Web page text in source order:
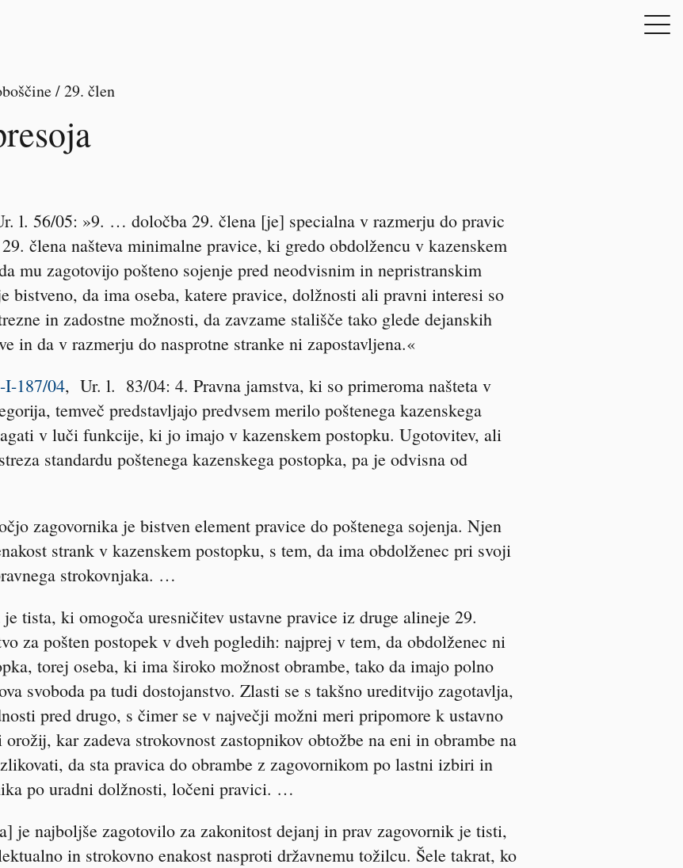
/ 29. člen
l. 56/05: »9. … določba 29. člena [je] specialna v razmerju do pravic
člena našteva minimalne pravice, ki gredo obdolžencu v kazenskem
mu zagotovijo pošteno sojenje pred neodvisnim in nepristranskim
bistveno, da ima oseba, katere pravice, dolžnosti ali pravni interesi so
in zadostne možnosti, da zavzame stališče tako glede dejanskih
in da v razmerju do nasprotne stranke ni zapostavljena.«
I-187/04, Ur. l. 83/04: 4. Pravna jamstva, ki so primeroma našteta v
temveč predstavljajo predvsem merilo poštenega kazenskega
v luči funkcije, ki jo imajo v kazenskem postopku. Ugotovitev, ali
standardu poštenega kazenskega postopka, pa je odvisna od
zagovornika je bistven element pravice do poštenega sojenja. Njen
strank v kazenskem postopku, s tem, da ima obdolženec pri svoji
strokovnjaka. …
tista, ki omogoča uresničitev ustavne pravice iz druge alineje 29.
za pošten postopek v dveh pogledih: najprej v tem, da obdolženec ni
torej oseba, ki ima široko možnost obrambe, tako da imajo polno
svoboda pa tudi dostojanstvo. Zlasti se s takšno ureditvijo zagotavlja,
pred drugo, s čimer se v največji možni meri pripomore k ustavno
kar zadeva strokovnost zastopnikov obtožbe na eni in obrambe na
da sta pravica do obrambe z zagovornikom po lastni izbiri in
po uradni dolžnosti, ločeni pravici. …
je najboljše zagotovilo za zakonitost dejanj in prav zagovornik je tisti,
in strokovno enakost nasproti državnemu tožilcu. Šele takrat, ko